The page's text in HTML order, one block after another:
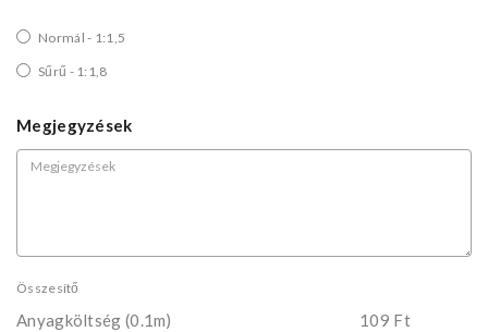
Normál - 1:1,5
Sűrű - 1:1,8
Megjegyzések
Összesítő
Anyagköltség (0.1m)
109 Ft